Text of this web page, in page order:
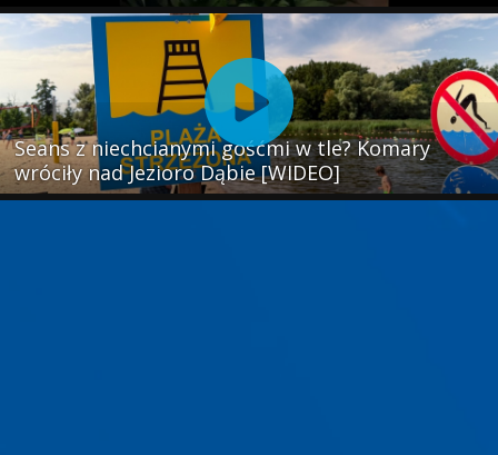
Seans z niechcianymi gośćmi w tle? Komary
wróciły nad Jezioro Dąbie [WIDEO]